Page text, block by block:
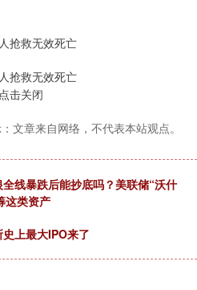
抢救无效死亡
抢救无效死亡
击关闭
文章来自网络，不代表本站观点。
线暴跌后能抄底吗？美联储“沃什
这类资产
上最大IPO来了